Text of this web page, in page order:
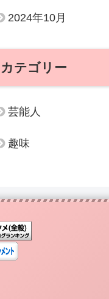
2024年10月
カテゴリー
芸能人
趣味